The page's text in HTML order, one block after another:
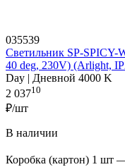
035539
Светильник SP-
40 deg, 230V) (Arlight,
Day | Дневной 4000 K
2 03710
₽/шт
В наличии
Коробка (картон) 1 шт